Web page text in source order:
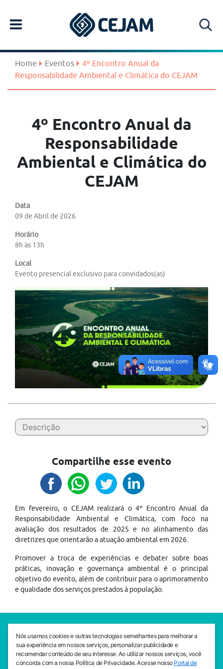
Home Eventos
4º Encontro Anual da
Responsabilidade Ambiental e Climática do CEJAM
4º Encontro Anual da
Responsabilidade
Ambiental e Climática do
CEJAM
Data
09 de Abril de 2026
Horário
8h às 13h
Local
Evento presencial exclusivo para convidados(as)
Compartilhe esse evento
Em fevereiro, o CEJAM realizará o 4º Encontro Anual da
Responsabilidade Ambiental e Climática, com foco na
avaliação dos resultados de 2025 e no alinhamento das
diretrizes que orientarão a atuação ambiental em 2026.
Promover a troca de experiências e debater sobre boas
práticas, inovação e governança ambiental é o principal
objetivo do evento, além de contribuir para o aprimoramento
e qualidade dos serviços prestados à população.
SEDE CEJAM
Av. da Liberdade, 765, Liberdade, São Paulo, 01503-001
(11) 3469 - 1818
Nós usamos cookies e outras tecnologias semelhantes para melhorar a
sua experiência em nossos serviços, personalizar publicidade e
recomendar conteúdo de seu interesse. Ao utilizar nossos serviços, você
concorda com a nossa Política de Privacidade. Acesse nosso Portal de